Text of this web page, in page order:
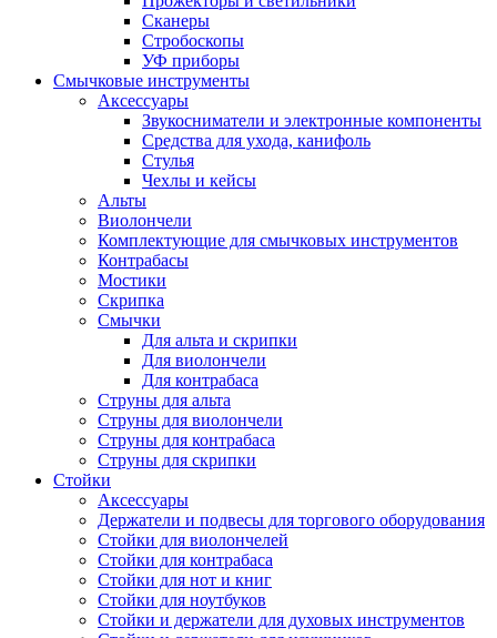
Сканеры
Стробоскопы
УФ приборы
Смычковые инструменты
Аксессуары
Звукосниматели и электронные компоненты
Средства для ухода, канифоль
Стулья
Чехлы и кейсы
Альты
Виолончели
Комплектующие для смычковых инструментов
Контрабасы
Мостики
Скрипка
Смычки
Для альта и скрипки
Для виолончели
Для контрабаса
Струны для альта
Струны для виолончели
Струны для контрабаса
Струны для скрипки
Стойки
Аксессуары
Держатели и подвесы для торгового оборудования
Стойки для виолончелей
Стойки для контрабаса
Стойки для нот и книг
Стойки для ноутбуков
Стойки и держатели для духовых инструментов